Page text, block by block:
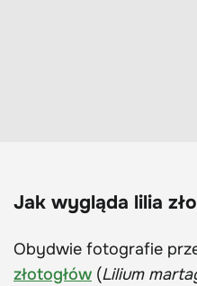
Jak wygląda lilia
Obydwie fotografie
złotogłów (Lilium